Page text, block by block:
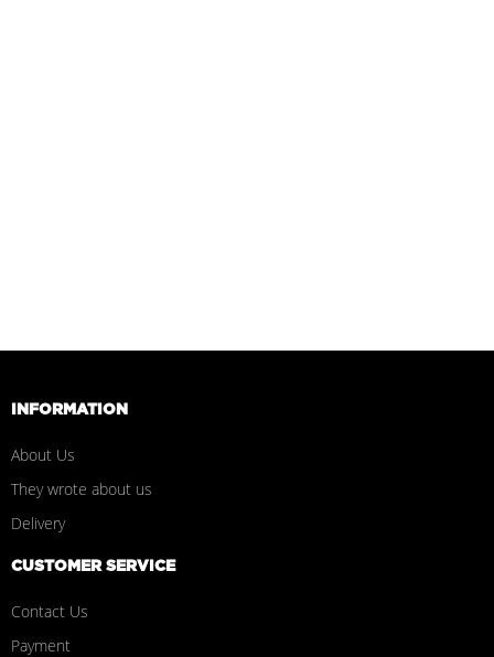
INFORMATION
About Us
They wrote about us
Delivery
CUSTOMER SERVICE
Contact Us
Payment